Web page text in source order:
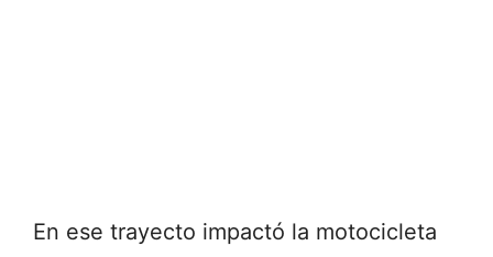
En ese trayecto impactó la motocicleta